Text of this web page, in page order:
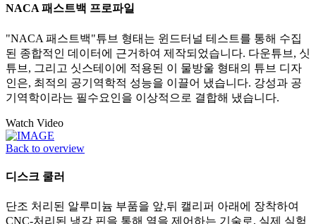
NACA 패스트백 프로파일
"NACA 패스트백"튜브 형태는 윈드터널 테스트를 통해 수집
된 종합적인 데이터에 근거하여 제작되었습니다. 다운튜브, 싯
튜브, 그리고 싯스테이에 적용된 이 물방울 형태의 튜브 디자
인은, 최적의 공기역학적 성능을 이끌어 냈습니다. 강성과 공
기역학이라는 필수요인을 이상적으로 결합해 냈습니다.
Watch Video
Back to overview
디스크 쿨러
단조 처리된 알루미늄 부품을 앞,뒤 캘리퍼 아래에 장착하여
CNC-처리된 냉각 핀을 통해 열을 제어하는 기술로, 실제 실험